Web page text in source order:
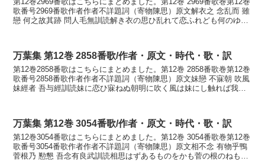
歌番号2969番歌作者作者不詳題詞（寄物陳思）原文解衣之 念乱而 雖
戀 何之故其跡 問人毛無訓読解き衣の思ひ乱れて恋ふれども何のゆゑ
万葉集 第12巻 2858番歌/作者・原文・時代・歌・訳
第12巻2858番歌はこちらにまとめました。第12巻 2858番歌巻第12巻
歌番号2858番歌作者作者不詳題詞（寄物陳思）原文妹戀 不寐朝 吹風
妹經者 吾与經訓読妹に恋ひ寐ねぬ朝明に吹く風は妹にし触れば我れ
万葉集 第12巻 3054番歌/作者・原文・時代・歌・訳
第12巻3054番歌はこちらにまとめました。第12巻 3054番歌巻第12巻
歌番号3054番歌作者作者不詳題詞（寄物陳思）原文相不念 有物乎鴨
菅根乃 懃懇 吾念有良武訓読相思はずあるものをかも菅の根のねもこ